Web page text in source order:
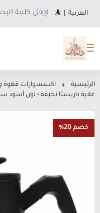
العربية
متجر دلة البن
الرئيسية اكسسوارات قهوة
غلاية باريستا نحيفة - لون أسود سعة
خصم 20%